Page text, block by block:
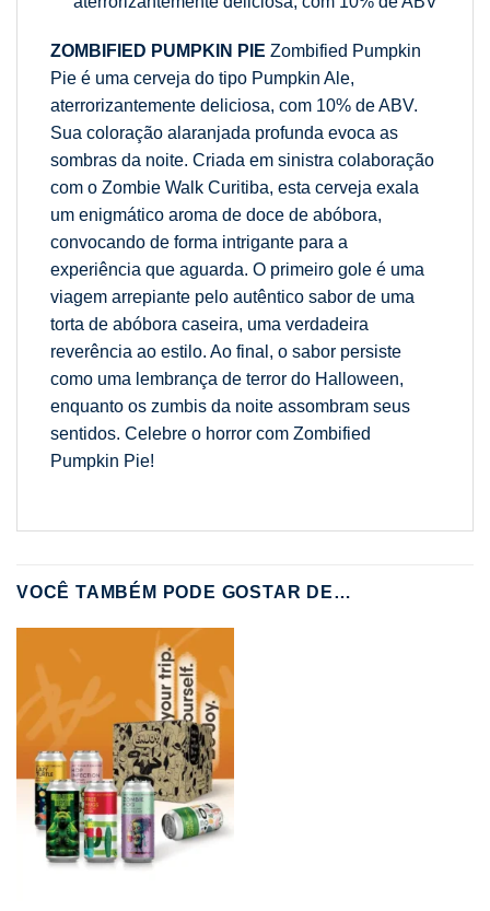
ZOMBIFIED PUMPKIN PIE Zombified Pumpkin
Pie é uma cerveja do tipo Pumpkin Ale,
aterrorizantemente deliciosa, com 10% de ABV.
Sua coloração alaranjada profunda evoca as
sombras da noite. Criada em sinistra colaboração
com o Zombie Walk Curitiba, esta cerveja exala
um enigmático aroma de doce de abóbora,
convocando de forma intrigante para a
experiência que aguarda. O primeiro gole é uma
viagem arrepiante pelo autêntico sabor de uma
torta de abóbora caseira, uma verdadeira
reverência ao estilo. Ao final, o sabor persiste
como uma lembrança de terror do Halloween,
enquanto os zumbis da noite assombram seus
sentidos. Celebre o horror com Zombified
Pumpkin Pie!
VOCÊ TAMBÉM PODE GOSTAR DE…